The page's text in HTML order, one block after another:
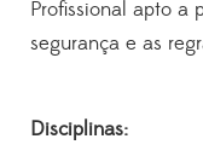
Profissional apto a
segurança e as
Disciplinas: